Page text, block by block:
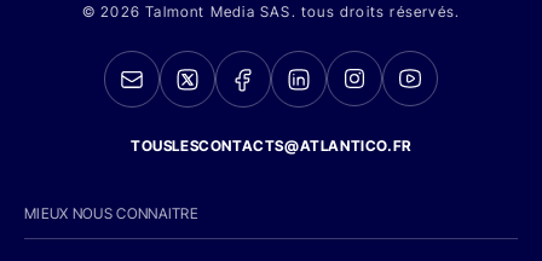
© 2026 Talmont Media SAS. tous droits réservés.
TOUSLESCONTACTS@ATLANTICO.FR
MIEUX NOUS CONNAITRE